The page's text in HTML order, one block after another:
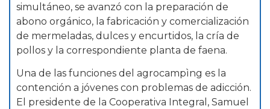
simultáneo, se avanzó con la preparación de
abono orgánico, la fabricación y comercialización
de mermeladas, dulces y encurtidos, la cría de
pollos y la correspondiente planta de faena.
Una de las funciones del agrocampìng es la
contención a jóvenes con problemas de adicción.
El presidente de la Cooperativa Integral, Samuel